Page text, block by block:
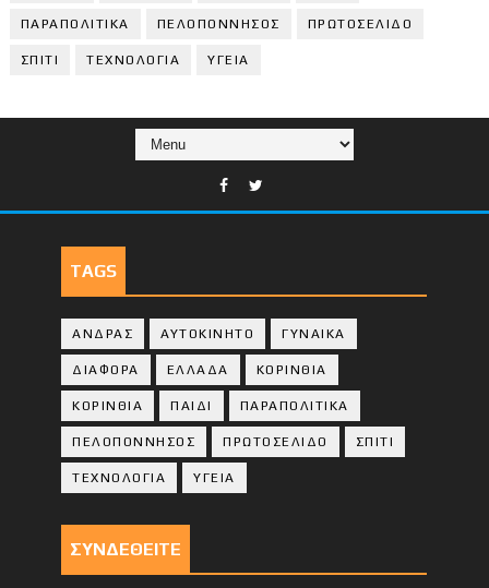
ΠΑΡΑΠΟΛΙΤΙΚΑ ΠΕΛΟΠΟΝΝΗΣΟΣ ΠΡΩΤΟΣΕΛΙΔΟ
ΣΠΙΤΙ ΤΕΧΝΟΛΟΓΙΑ ΥΓΕΙΑ
TAGS
ΑΝΔΡΑΣ ΑΥΤΟΚΙΝΗΤΟ ΓΥΝΑΙΚΑ
ΔΙΑΦΟΡΑ ΕΛΛΑΔΑ ΚΟΡΙΝΘΙΑ
ΚΟΡΙΝΘΙA ΠΑΙΔΙ ΠΑΡΑΠΟΛΙΤΙΚΑ
ΠΕΛΟΠΟΝΝΗΣΟΣ ΠΡΩΤΟΣΕΛΙΔΟ ΣΠΙΤΙ
ΤΕΧΝΟΛΟΓΙΑ ΥΓΕΙΑ
ΣΥΝΔΕΘΕΙΤΕ